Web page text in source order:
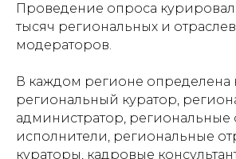
Проведение опроса
тысяч региональных и
модераторов.
В каждом регионе определена
региональный куратор,
администратор, региональные
исполнители, региональные
кураторы, кадровые